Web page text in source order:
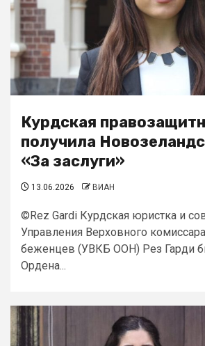
Курдская
получила
«За заслуги»
13.06.2026 ВИАН
©Rez Gardi Курдская юристка и
Управления Верховного
беженцев (УВКБ ООН) Рез Гарди
Ордена...